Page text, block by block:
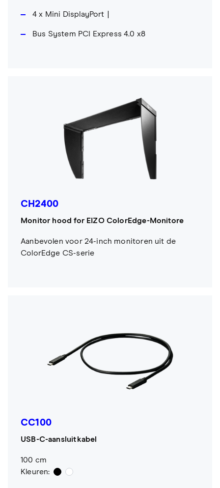
4 x Mini DisplayPort
Bus System PCI Express 4.0 x8
CH2400
Monitor hood for EIZO ColorEdge-Monitore
Aanbevolen voor 24-inch monitoren uit de
ColorEdge CS-serie
CC100
USB-C-aansluitkabel
100 cm
Kleuren: